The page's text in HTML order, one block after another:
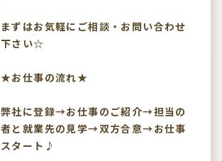
まずはお気軽にご相談・お問い合わせ
下さい☆
★お仕事の流れ★
弊社に登録→お仕事のご紹介→担当の
者と就業先の見学→双方合意→お仕事
スタート♪